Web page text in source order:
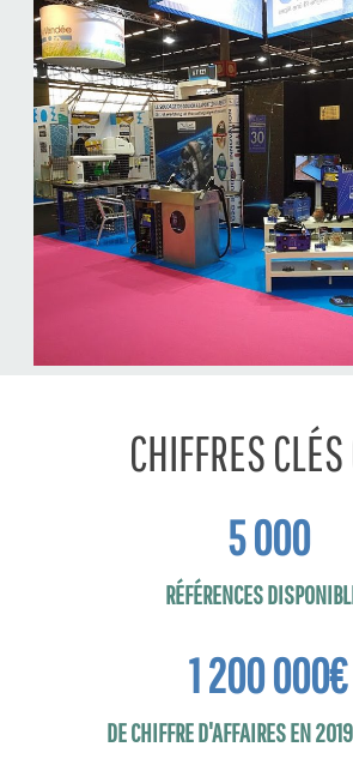
CHIFFRES
RÉFÉRENCES
5 000
DE CHIFFRE D'AFFAIRES EN
1 200 000€